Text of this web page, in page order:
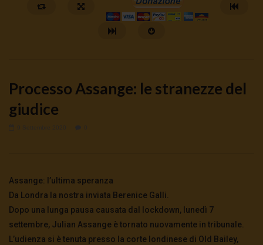
0
37 0 0
Processo Assange: le stranezze del
giudice
Assange: l’ultima speranza
Da Londra la nostra inviata Berenice Galli.
Dopo una lunga pausa causata dal lockdown, lunedì 7
settembre, Julian Assange è tornato nuovamente in tribunale.
L’udienza si è tenuta presso la corte londinese di Old Bailey,